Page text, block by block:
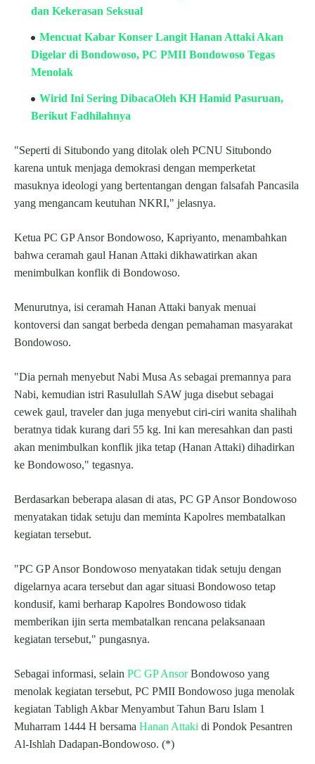
dan Kekerasan Seksual
Mencuat Kabar Konser Langit Hanan Attaki Akan
Digelar di Bondowoso, PC PMII Bondowoso Tegas
Menolak
Wirid Ini Sering DibacaOleh KH Hamid Pasuruan,
Berikut Fadhilahnya
"Seperti di Situbondo yang ditolak oleh PCNU Situbondo
karena untuk menjaga demokrasi dengan memperketat
masuknya ideologi yang bertentangan dengan falsafah Pancasila
yang mengancam keutuhan NKRI," jelasnya.
Ketua PC GP Ansor Bondowoso, Kapriyanto, menambahkan
bahwa ceramah gaul Hanan Attaki dikhawatirkan akan
menimbulkan konflik di Bondowoso.
Menurutnya, isi ceramah Hanan Attaki banyak menuai
kontoversi dan sangat berbeda dengan pemahaman masyarakat
Bondowoso.
"Dia pernah menyebut Nabi Musa As sebagai premannya para
Nabi, kemudian istri Rasulullah SAW juga disebut sebagai
cewek gaul, traveler dan juga menyebut ciri-ciri wanita shalihah
beratnya tidak kurang dari 55 kg. Ini kan meresahkan dan pasti
akan menimbulkan konflik jika tetap (Hanan Attaki) dihadirkan
ke Bondowoso," tegasnya.
Berdasarkan beberapa alasan di atas, PC GP Ansor Bondowoso
menyatakan tidak setuju dan meminta Kapolres membatalkan
kegiatan tersebut.
"PC GP Ansor Bondowoso menyatakan tidak setuju dengan
digelarnya acara tersebut dan agar situasi Bondowoso tetap
kondusif, kami berharap Kapolres Bondowoso tidak
memberikan ijin serta membatalkan rencana pelaksanaan
kegiatan tersebut," pungasnya.
Sebagai informasi, selain PC GP AnsorBondowoso yang
menolak kegiatan tersebut, PC PMII Bondowoso juga menolak
kegiatan Tabligh Akbar Menyambut Tahun Baru Islam 1
Muharram 1444 H bersama Hanan Attaki di Pondok Pesantren
Al-Ishlah Dadapan-Bondowoso. (*)